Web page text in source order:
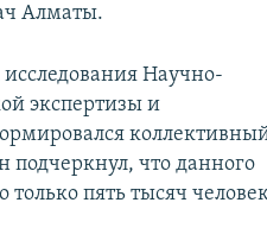
Алматы.
Научно-
экспертизы и
что данного
только пять тысяч